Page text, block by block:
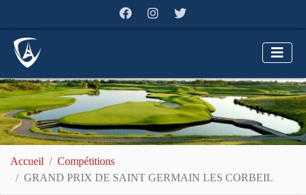
Accueil
Compétitions
GRAND PRIX DE SAINT GERMAIN LES CORBEIL